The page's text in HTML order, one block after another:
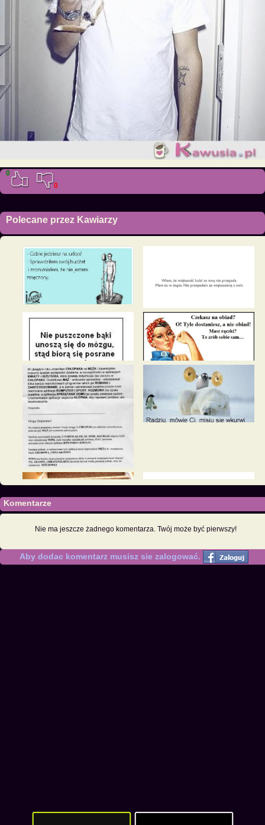
0
0
Polecane przez Kawiarzy
Komentarze
Nie ma jeszcze żadnego komentarza. Twój może być pierwszy!
Aby dodac komentarz musisz sie zalogować.